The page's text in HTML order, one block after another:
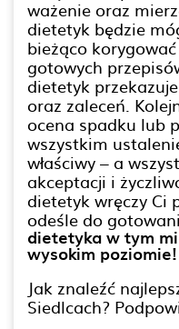
ważenie oraz
dietetyk będzie
bieżąco
gotowych
dietetyk
oraz zaleceń.
ocena spadku lub
wszystkim
właściwy – a
akceptacji i
dietetyk wręczy Ci
odeśle do
dietetyka w tym
wysokim poziomie!
Jak znaleźć
Siedlcach?